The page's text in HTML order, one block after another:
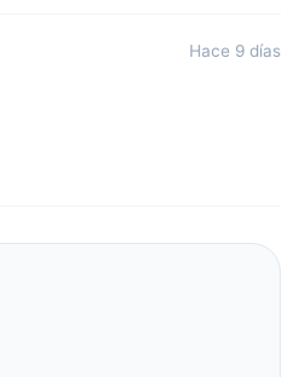
Hace 9 días